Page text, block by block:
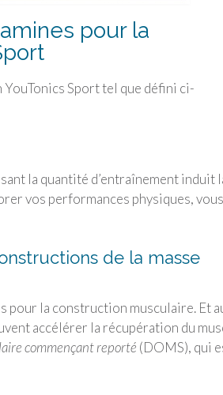
pour la
Sport tel que défini ci-
la quantité d’entraînement induit
vos performances physiques, vous
de la masse
pour la construction musculaire. Et
accélérer la récupération du
commençant reporté (DOMS), qui